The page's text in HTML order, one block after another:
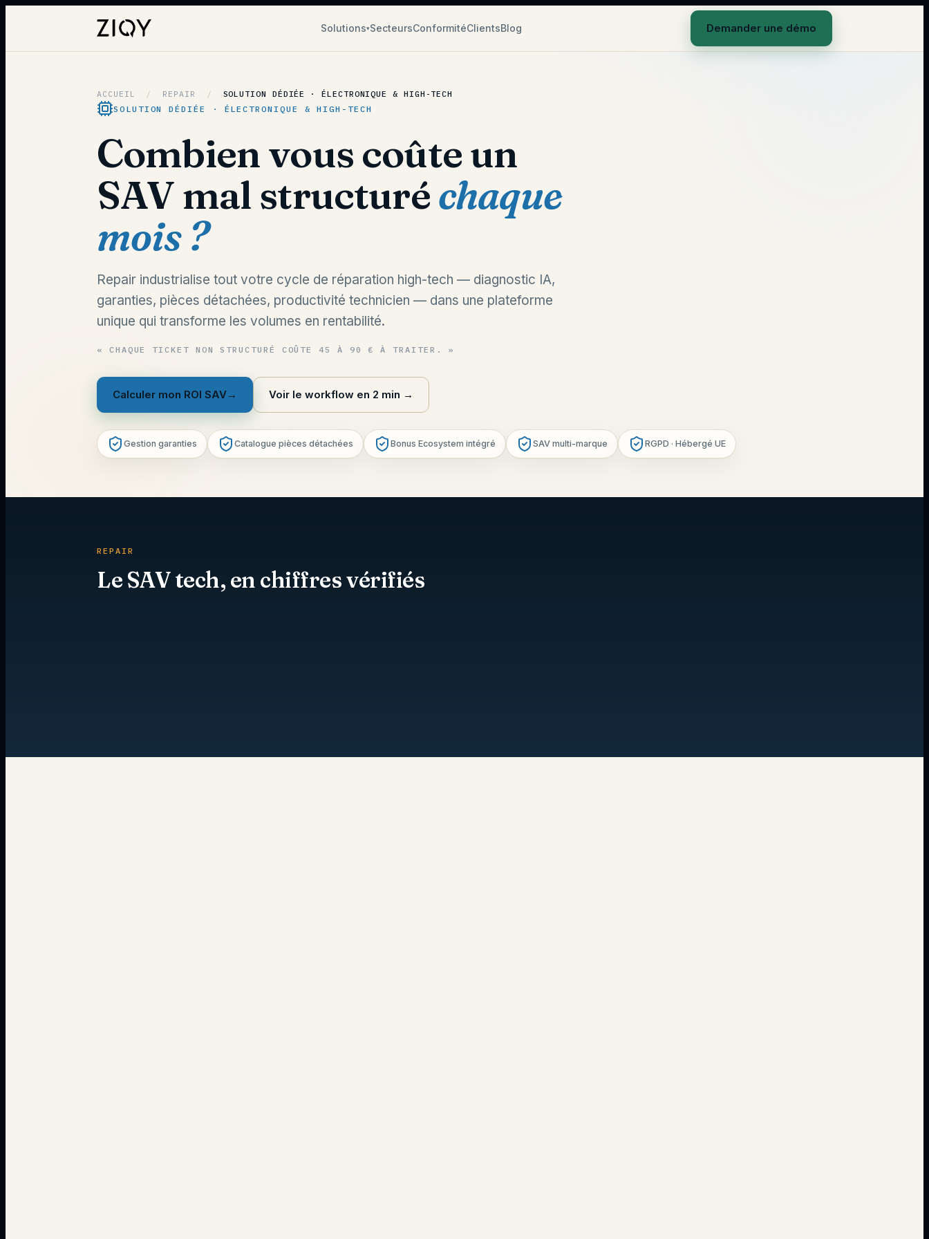
Solutions▾SecteursConformitéClientsBlog Demander une démo
ACCUEIL / REPAIR /
SOLUTION DÉDIÉE · ÉLECTRONIQUE & HIGH-TECH
SOLUTION DÉDIÉE · ÉLECTRONIQUE & HIGH-TECH
Combien vous coûte un
SAV mal structuréchaque
mois ?
Repair industrialise tout votre cycle de réparation high-tech — diagnostic IA,
garanties, pièces détachées, productivité technicien — dans une plateforme
unique qui transforme les volumes en rentabilité.
« CHAQUE TICKET NON STRUCTURÉ COÛTE 45 À 90 € À TRAITER. »
Calculer mon ROI SAV→ Voir le workflow en 2 min →
Gestion garanties Catalogue pièces détachées Bonus Ecosystem intégré SAV multi-marque RGPD · Hébergé UE
REPAIR
Le SAV tech, en chiffres vérifiés